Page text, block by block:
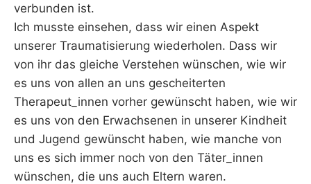
verbunden ist.
Ich musste einsehen, dass wir einen Aspekt
unserer Traumatisierung wiederholen. Dass wir
von ihr das gleiche Verstehen wünschen, wie wir
es uns von allen an uns gescheiterten
Therapeut_innen vorher gewünscht haben, wie wir
es uns von den Erwachsenen in unserer Kindheit
und Jugend gewünscht haben, wie manche von
uns es sich immer noch von den Täter_innen
wünschen, die uns auch Eltern waren.